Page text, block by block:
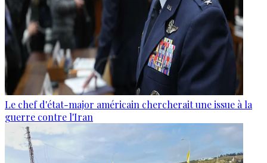
Le chef d'état-major américain chercherait une issue à la
guerre contre l'Iran